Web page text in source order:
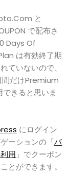
と
で配布さ
Days Of
は有効終了期
ていないので、
間だけPremium
きると思いま
にログイン
ーションの「バ
用 」でクーポン
とができます。